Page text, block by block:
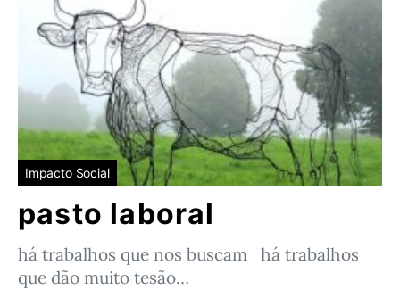
Impacto Social
pasto laboral
há trabalhos que nos buscam há trabalhos
que dão muito tesão…